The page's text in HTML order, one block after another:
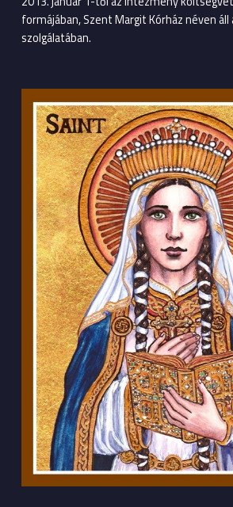
formájában, Szent Margit Kórház néven
szolgálatában.